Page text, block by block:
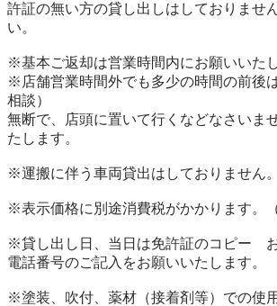
許証の無い方の貸し出しはしておりませ
い。
※基本ご返却は営業時間内にお願いいたし
※店舗営業時間外でも多少の時間の前後
相談）
無断で、店頭に置いて行くなどなさいま
たします。
※運搬に伴う車両貸出はしておりません。
※表示価格に別途消費税がかかります。（
※貸し出し日、当日は免許証のコピー　
電話番号のご記入をお願いいたします。
※塗装、吹付、薬材（接着剤等）での使